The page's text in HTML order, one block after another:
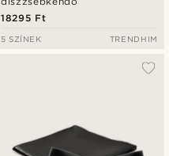
18295 Ft
5 SZÍNEK TRENDHIM